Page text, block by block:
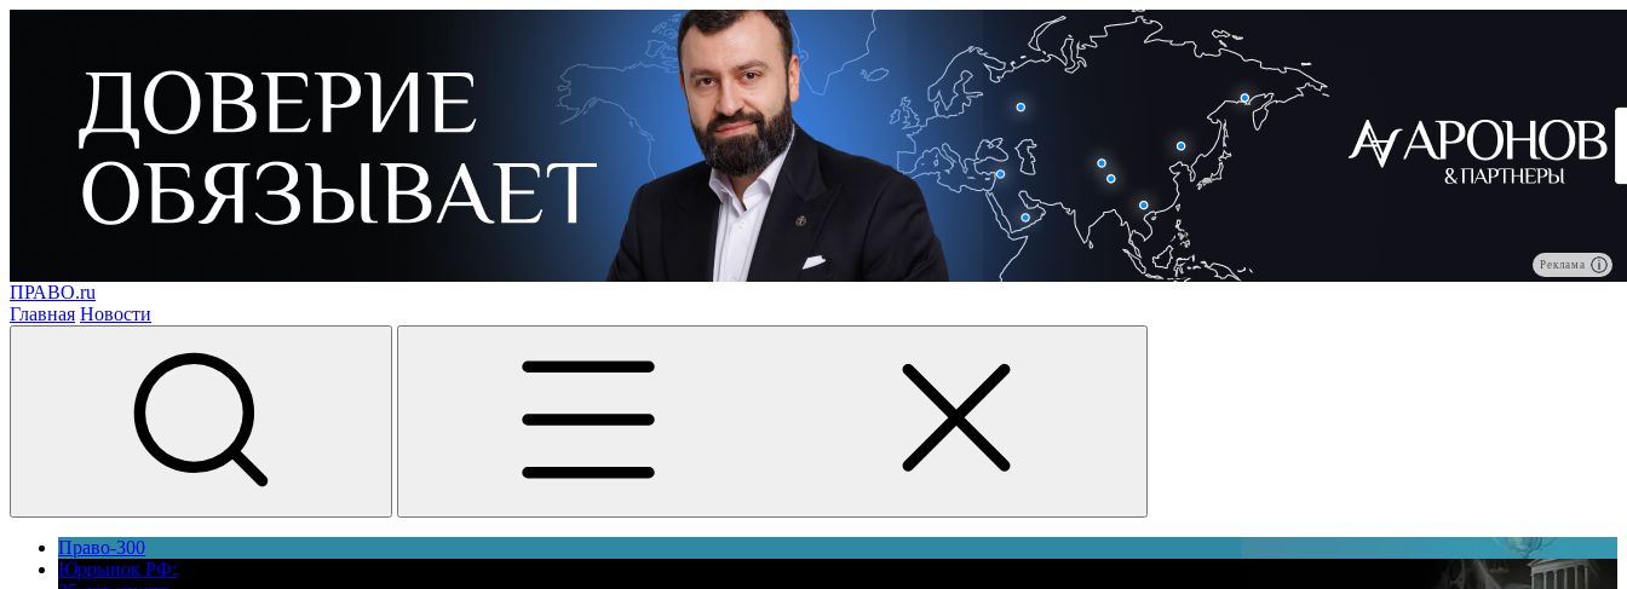
Реклама
ПРАВО.ru
Главная Новости
Право-300
Юррынок РФ: